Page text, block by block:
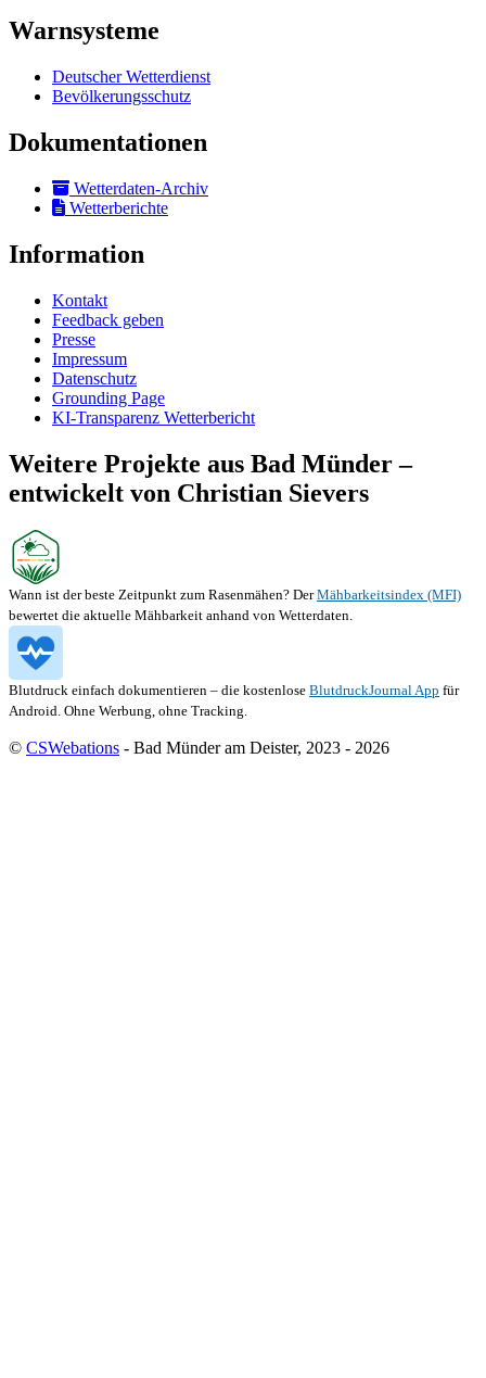
Warnsysteme
Deutscher Wetterdienst
Bevölkerungsschutz
Dokumentationen
Wetterdaten-Archiv
Wetterberichte
Information
Kontakt
Feedback geben
Presse
Impressum
Datenschutz
Grounding Page
KI-Transparenz Wetterbericht
Weitere Projekte aus Bad Münder –
entwickelt von Christian Sievers
Wann ist der beste Zeitpunkt zum Rasenmähen? DerMähbarkeitsindex (MFI)
bewertet die aktuelle Mähbarkeit anhand von Wetterdaten.
Blutdruck einfach dokumentieren – die kostenlose BlutdruckJournal App für
Android. Ohne Werbung, ohne Tracking.
© CSWebations - Bad Münder am Deister, 2023 - 2026